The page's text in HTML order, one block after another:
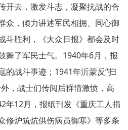
开去，激发斗志，凝聚抗战的合
众，倾力讲述军民相拥、同心御
斗胜利，《大众日报》都会及时
舞了军民士气。1940年6月，报
的战斗事迹；1941年沂蒙反“扫
，战士们传阅后群情激愤，高
年12月，报纸刊发《重庆工人捐
修炉筑炕供伤病员御寒》等多条